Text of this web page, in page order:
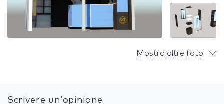
Mostra altre foto
Scrivere un’opinione